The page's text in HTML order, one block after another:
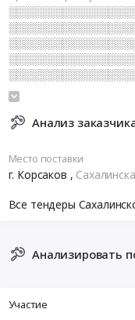
░░░░░░░░░░░░░░░░░
Анализ
Место поставки
г. Корсаков ,
Все тендеры
Анализировать
Участие